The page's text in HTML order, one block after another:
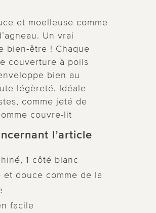
et moelleuse comme
Un vrai
bien-être ! Chaque
couverture à poils
bien au
légèreté. Idéale
comme jeté de
couvre-lit
l’article
1 côté blanc
et douce comme de la
facile